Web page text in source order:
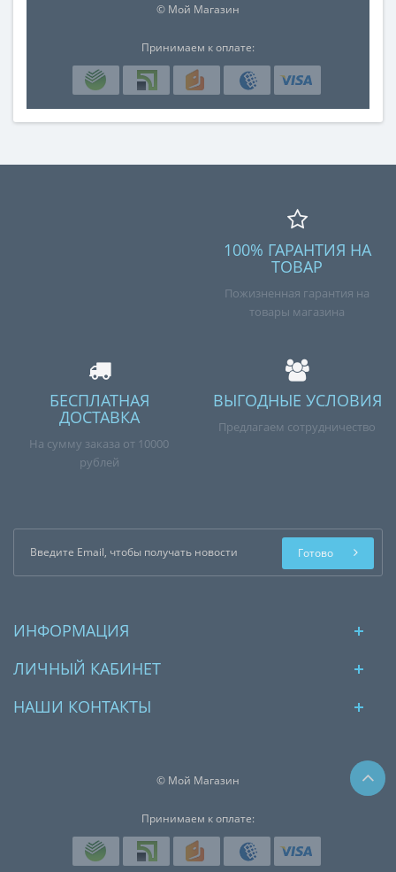
© Мой Магазин
Принимаем к оплате:
100% ГАРАНТИЯ НА
ТОВАР
Пожизненная гарантия на
товары магазина
БЕСПЛАТНАЯ
ДОСТАВКА
На сумму заказа от 10000
рублей
ВЫГОДНЫЕ УСЛОВИЯ
Предлагаем сотрудничество
Готово
ИНФОРМАЦИЯ
ЛИЧНЫЙ КАБИНЕТ
НАШИ КОНТАКТЫ
© Мой Магазин
Принимаем к оплате: